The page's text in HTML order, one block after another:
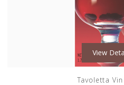
View
Tavoletta